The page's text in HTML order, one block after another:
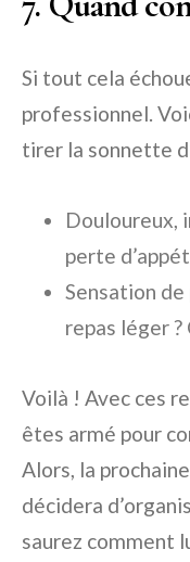
Si tout cela
professionnel.
tirer la sonnette
Douloureux,
perte
Sensation
repas léger ?
Voilà ! Avec ces
êtes armé pour
Alors, la
décidera
saurez comment